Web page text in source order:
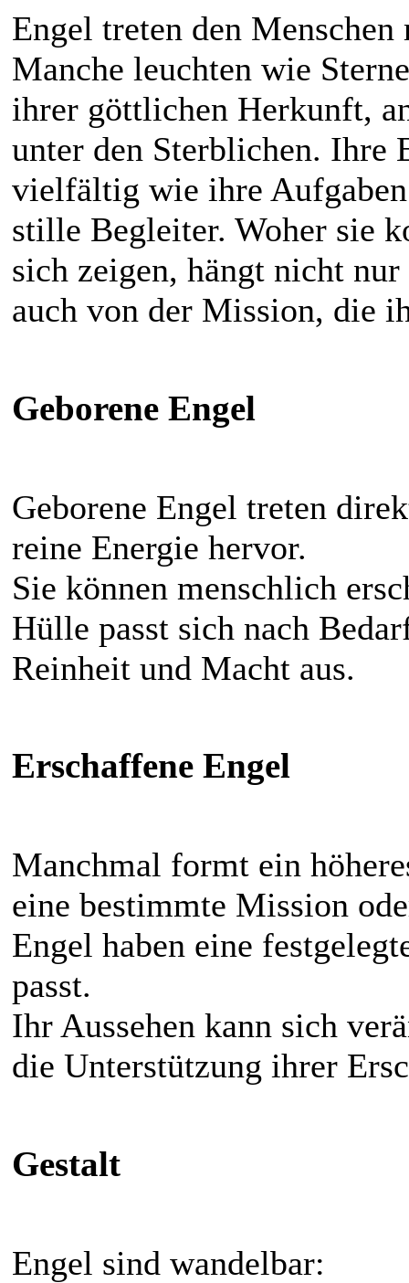
Engel treten den
Manche leuchten wie
ihrer göttlichen Herkunft,
unter den Sterblichen. Ihre
vielfältig wie ihre
stille Begleiter. Woher sie
sich zeigen, hängt nicht
auch von der Mission, die
Geborene Engel
Geborene Engel treten
reine Energie hervor.
Sie können menschlich
Hülle passt sich nach
Reinheit und Macht aus.
Erschaffene Engel
Manchmal formt ein
eine bestimmte Mission
Engel haben eine
passt.
Ihr Aussehen kann sich
die Unterstützung ihrer
Gestalt
Engel sind wandelbar: